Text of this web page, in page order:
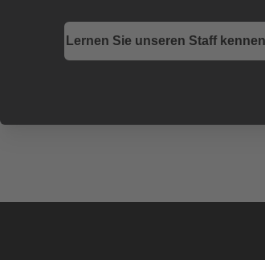
Lernen Sie unseren Staff kennen